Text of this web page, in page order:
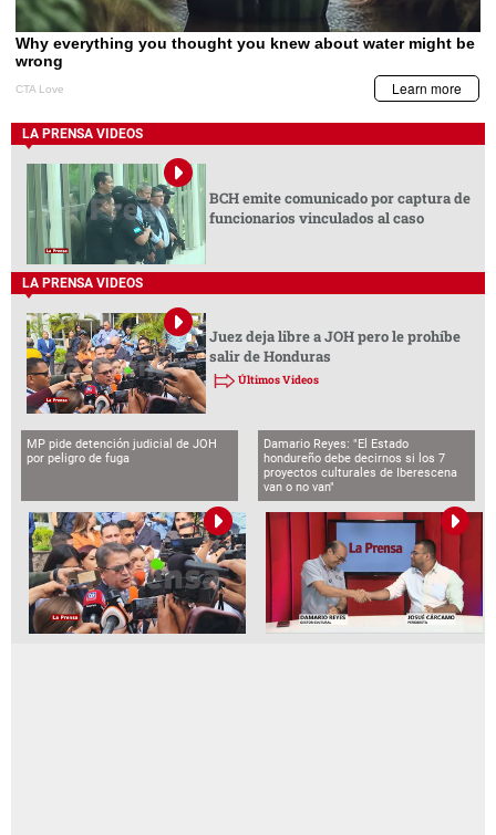
LA PRENSA VIDEOS
BCH emite comunicado por captura de
funcionarios vinculados al caso
LA PRENSA VIDEOS
Juez deja libre a JOH pero le prohíbe
salir de Honduras
Últimos Videos
MP pide detención judicial de JOH
por peligro de fuga
Damario Reyes: "El Estado
hondureño debe decirnos si los 7
proyectos culturales de Iberescena
van o no van"